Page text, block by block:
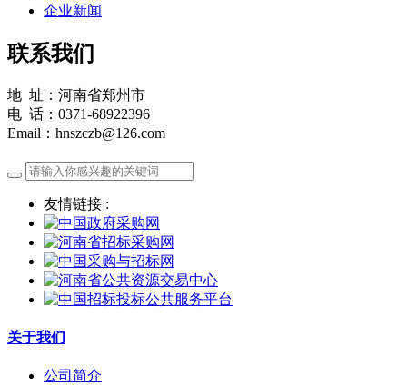
企业新闻
联系我们
地 址：河南省郑州市
电 话：0371-68922396
Email：hnszczb@126.com
友情链接 :
关于我们
公司简介